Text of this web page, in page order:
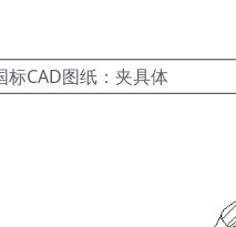
标CAD图纸：夹具体